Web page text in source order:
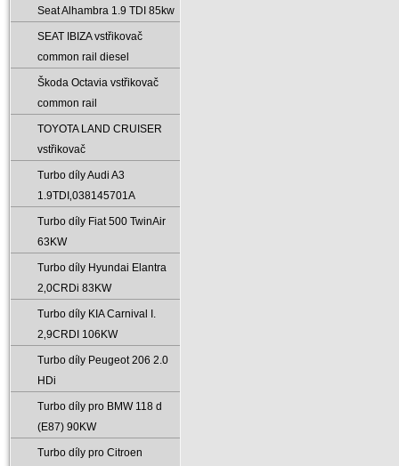
Seat Alhambra 1.9 TDI 85kw
SEAT IBIZA vstřikovač
common rail diesel
Škoda Octavia vstřikovač
common rail
TOYOTA LAND CRUISER
vstřikovač
Turbo díly Audi A3
1.9TDI‚038145701A
Turbo díly Fiat 500 TwinAir
63KW
Turbo díly Hyundai Elantra
2‚0CRDi 83KW
Turbo díly KIA Carnival I.
2‚9CRDI 106KW
Turbo díly Peugeot 206 2.0
HDi
Turbo díly pro BMW 118 d
(E87) 90KW
Turbo díly pro Citroen